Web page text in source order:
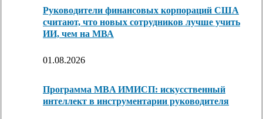
Руководители финансовых корпораций США
считают, что новых сотрудников лучше учить
ИИ, чем на МВА
01.08.2026
Программа MBA ИМИСП: искусственный
интеллект в инструментарии руководителя